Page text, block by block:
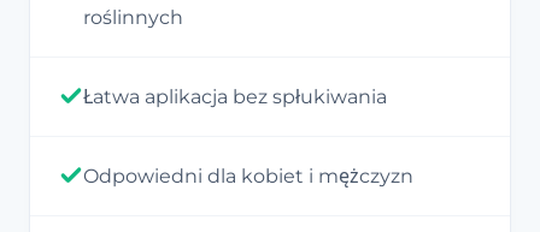
roślinnych
Łatwa aplikacja bez spłukiwania
Odpowiedni dla kobiet i mężczyzn